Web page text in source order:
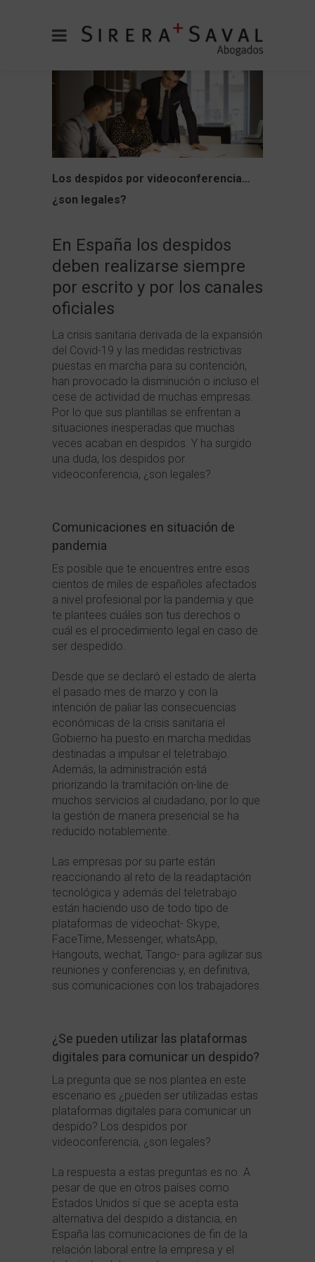
Los despidos por videoconferencia…
¿son legales?
En España los despidos
deben realizarse siempre
por escrito y por los canales
oficiales
La crisis sanitaria derivada de la expansión
del Covid-19 y las medidas restrictivas
puestas en marcha para su contención,
han provocado la disminución o incluso el
cese de actividad de muchas empresas.
Por lo que sus plantillas se enfrentan a
situaciones inesperadas que muchas
veces acaban en despidos. Y ha surgido
una duda, los despidos por
videoconferencia, ¿son legales?
Comunicaciones en situación de
pandemia
Es posible que te encuentres entre esos
cientos de miles de españoles afectados
a nivel profesional por la pandemia y que
te plantees cuáles son tus derechos o
cuál es el procedimiento legal en caso de
ser despedido.
Desde que se declaró el estado de alerta
el pasado mes de marzo y con la
intención de paliar las consecuencias
económicas de la crisis sanitaria el
Gobierno ha puesto en marcha medidas
destinadas a impulsar el teletrabajo.
Además, la administración está
priorizando la tramitación on-line de
muchos servicios al ciudadano, por lo que
la gestión de manera presencial se ha
reducido notablemente.
Las empresas por su parte están
reaccionando al reto de la readaptación
tecnológica y además del teletrabajo
están haciendo uso de todo tipo de
plataformas de videochat- Skype,
FaceTime, Messenger, whatsApp,
Hangouts, wechat, Tango- para agilizar sus
reuniones y conferencias y, en definitiva,
sus comunicaciones con los trabajadores.
¿Se pueden utilizar las plataformas
digitales para comunicar un despido?
La pregunta que se nos plantea en este
escenario es ¿pueden ser utilizadas estas
plataformas digitales para comunicar un
despido? Los despidos por
videoconferencia, ¿son legales?
La respuesta a estas preguntas es no. A
pesar de que en otros países como
Estados Unidos sí que se acepta esta
alternativa del despido a distancia, en
España las comunicaciones de fin de la
relación laboral entre la empresa y el